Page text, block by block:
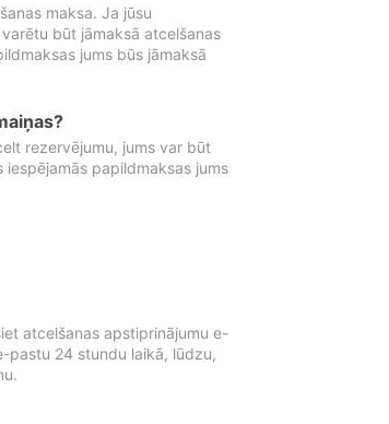
maksa. Ja jūsu
būt jāmaksā atcelšanas
jums būs jāmaksā
rezervējumu, jums var būt
papildmaksas jums
atcelšanas apstiprinājumu e-
pastu 24 stundu laikā, lūdzu,